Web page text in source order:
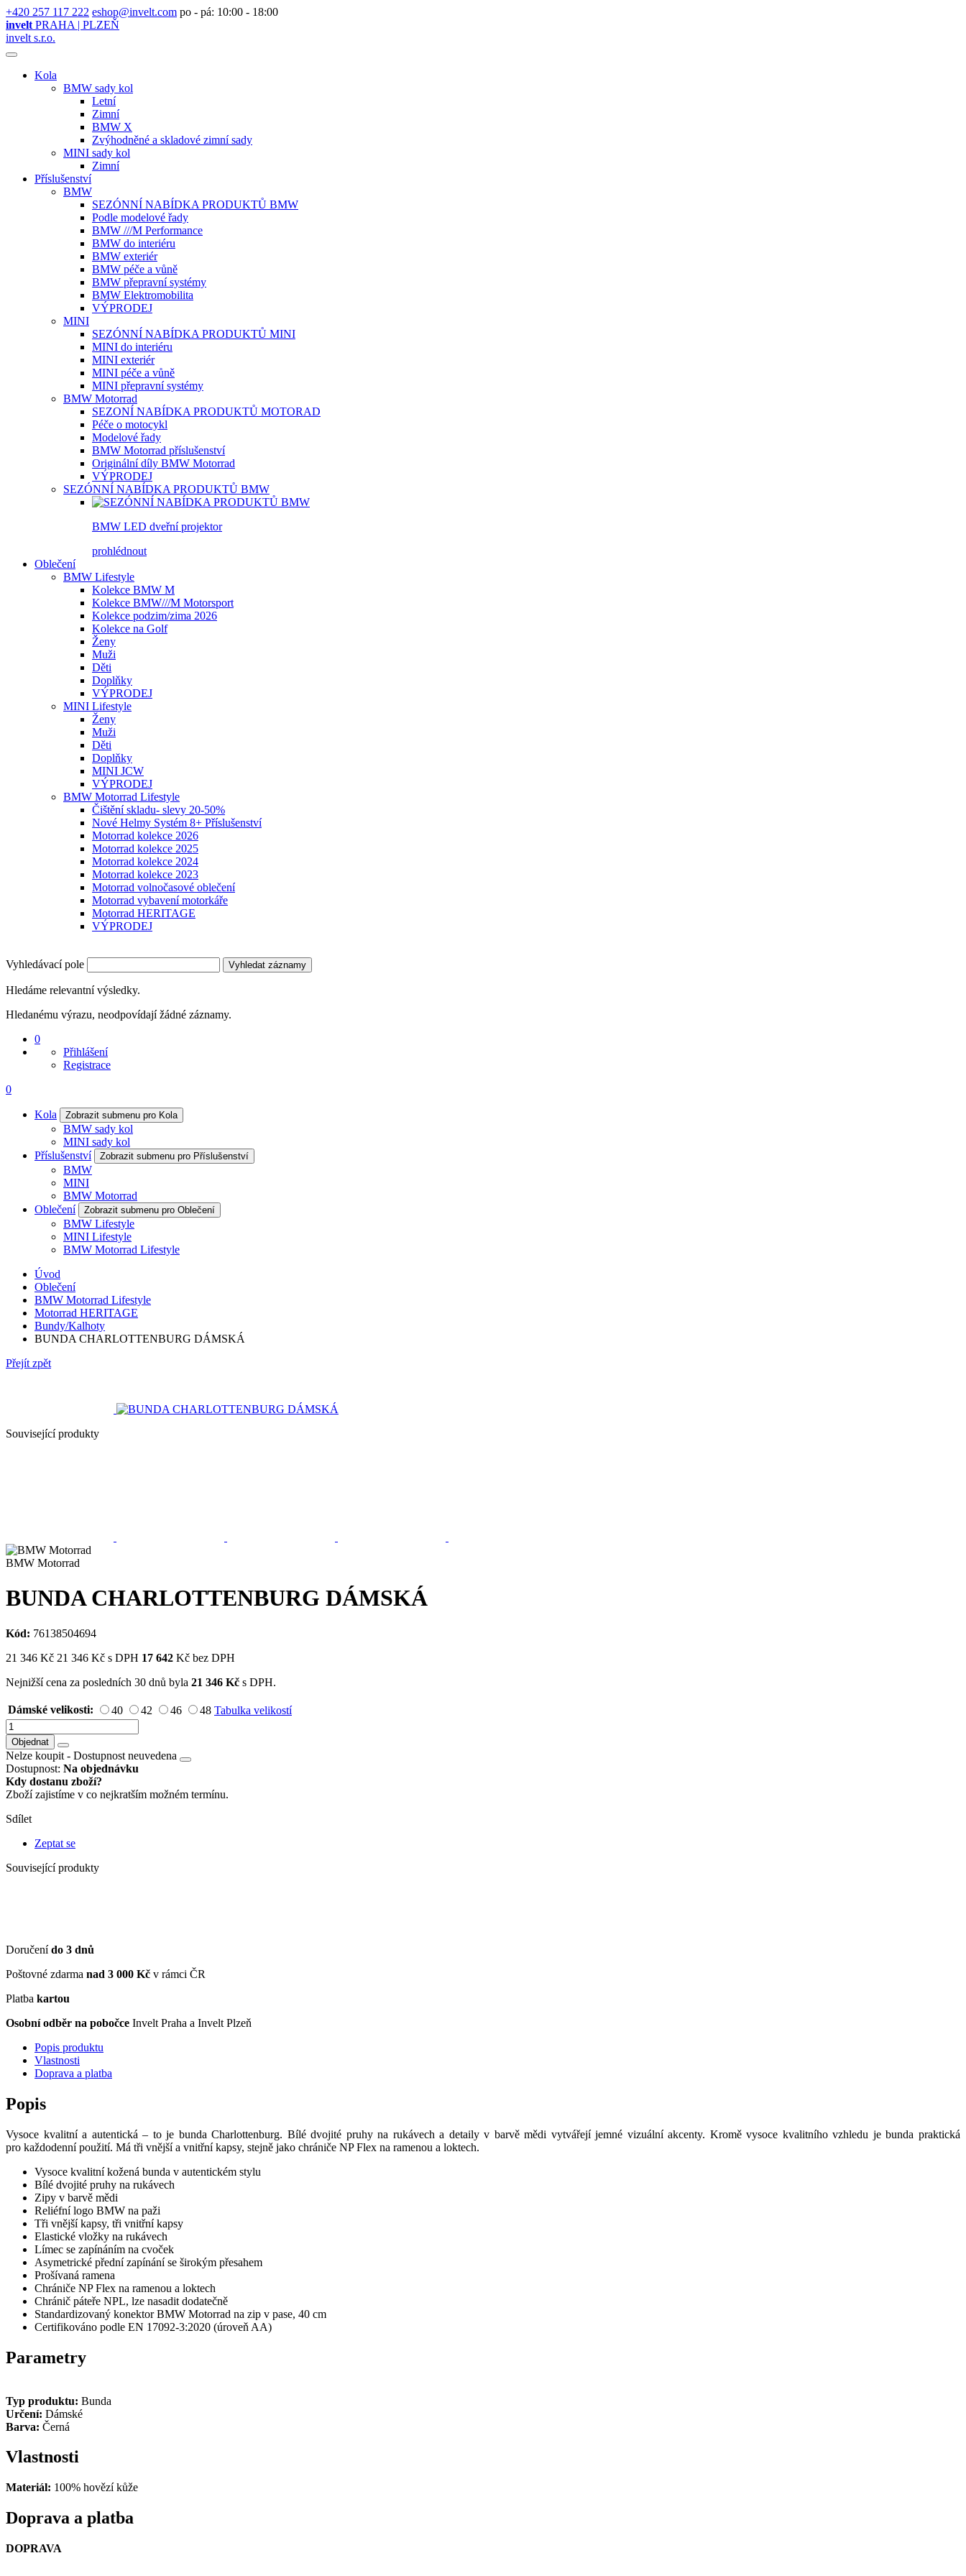
+420 257 117 222 eshop@invelt.com po - pá: 10:00 - 18:00
invelt PRAHA | PLZEŇ
invelt s.r.o.
Kola
BMW sady kol
Letní
Zimní
BMW X
Zvýhodněné a skladové zimní sady
MINI sady kol
Zimní
Příslušenství
BMW
SEZÓNNÍ NABÍDKA PRODUKTŮ BMW
Podle modelové řady
BMW ///M Performance
BMW do interiéru
BMW exteriér
BMW péče a vůně
BMW přepravní systémy
BMW Elektromobilita
VÝPRODEJ
MINI
SEZÓNNÍ NABÍDKA PRODUKTŮ MINI
MINI do interiéru
MINI exteriér
MINI péče a vůně
MINI přepravní systémy
BMW Motorrad
SEZONÍ NABÍDKA PRODUKTŮ MOTORAD
Péče o motocykl
Modelové řady
BMW Motorrad příslušenství
Originální díly BMW Motorrad
VÝPRODEJ
SEZÓNNÍ NABÍDKA PRODUKTŮ BMW
BMW LED dveřní projektor
prohlédnout
Oblečení
BMW Lifestyle
Kolekce BMW M
Kolekce BMW///M Motorsport
Kolekce podzim/zima 2026
Kolekce na Golf
Ženy
Muži
Děti
Doplňky
VÝPRODEJ
MINI Lifestyle
Ženy
Muži
Děti
Doplňky
MINI JCW
VÝPRODEJ
BMW Motorrad Lifestyle
Čištění skladu- slevy 20-50%
Nové Helmy Systém 8+ Příslušenství
Motorrad kolekce 2026
Motorrad kolekce 2025
Motorrad kolekce 2024
Motorrad kolekce 2023
Motorrad volnočasové oblečení
Motorrad vybavení motorkáře
Motorrad HERITAGE
VÝPRODEJ
Vyhledávací pole Vyhledat záznamy
Hledáme relevantní výsledky.
Hledanému výrazu, neodpovídají žádné záznamy.
0
Přihlášení
Registrace
0
Kola Zobrazit submenu pro Kola
BMW sady kol
MINI sady kol
Příslušenství
Zobrazit submenu pro Příslušenství
BMW
MINI
BMW Motorrad
Oblečení
Zobrazit submenu pro Oblečení
BMW Lifestyle
MINI Lifestyle
BMW Motorrad Lifestyle
Úvod
Oblečení
BMW Motorrad Lifestyle
Motorrad HERITAGE
Bundy/Kalhoty
BUNDA CHARLOTTENBURG DÁMSKÁ
Přejít zpět
Související produkty
BMW Motorrad
BUNDA CHARLOTTENBURG DÁMSKÁ
Kód: 76138504694
21 346 Kč 21 346 Kč s DPH 17 642 Kč bez DPH
Nejnižší cena za posledních 30 dnů byla 21 346 Kč s DPH.
Dámské velikosti: 40 42 46 48 Tabulka velikostí
Objednat
Nelze koupit - Dostupnost neuvedena
Dostupnost: Na objednávku
Kdy dostanu zboží?
Zboží zajistíme v co nejkratším možném termínu.
Sdílet
Zeptat se
Související produkty
Doručenído 3 dnů
Poštovné zdarma nad 3 000 Kč v rámci ČR
Platba kartou
Osobní odběr na pobočce Invelt Praha a Invelt Plzeň
Popis produktu
Vlastnosti
Doprava a platba
Popis
Vysoce kvalitní a autentická – to je bunda Charlottenburg. Bílé dvojité pruhy na rukávech a detaily v barvě mědi vytvářejí jemné vizuální akcenty. Kromě vysoce kvalitního vzhledu je bunda praktická
pro každodenní použití. Má tři vnější a vnitřní kapsy, stejně jako chrániče NP Flex na ramenou a loktech.
Vysoce kvalitní kožená bunda v autentickém stylu
Bílé dvojité pruhy na rukávech
Zipy v barvě mědi
Reliéfní logo BMW na paži
Tři vnější kapsy, tři vnitřní kapsy
Elastické vložky na rukávech
Límec se zapínáním na cvoček
Asymetrické přední zapínání se širokým přesahem
Prošívaná ramena
Chrániče NP Flex na ramenou a loktech
Chránič páteře NPL, lze nasadit dodatečně
Standardizovaný konektor BMW Motorrad na zip v pase, 40 cm
Certifikováno podle EN 17092-3:2020 (úroveň AA)
Parametry
Typ produktu: Bunda
Určení: Dámské
Barva: Černá
Vlastnosti
Materiál: 100% hovězí kůže
Doprava a platba
DOPRAVA